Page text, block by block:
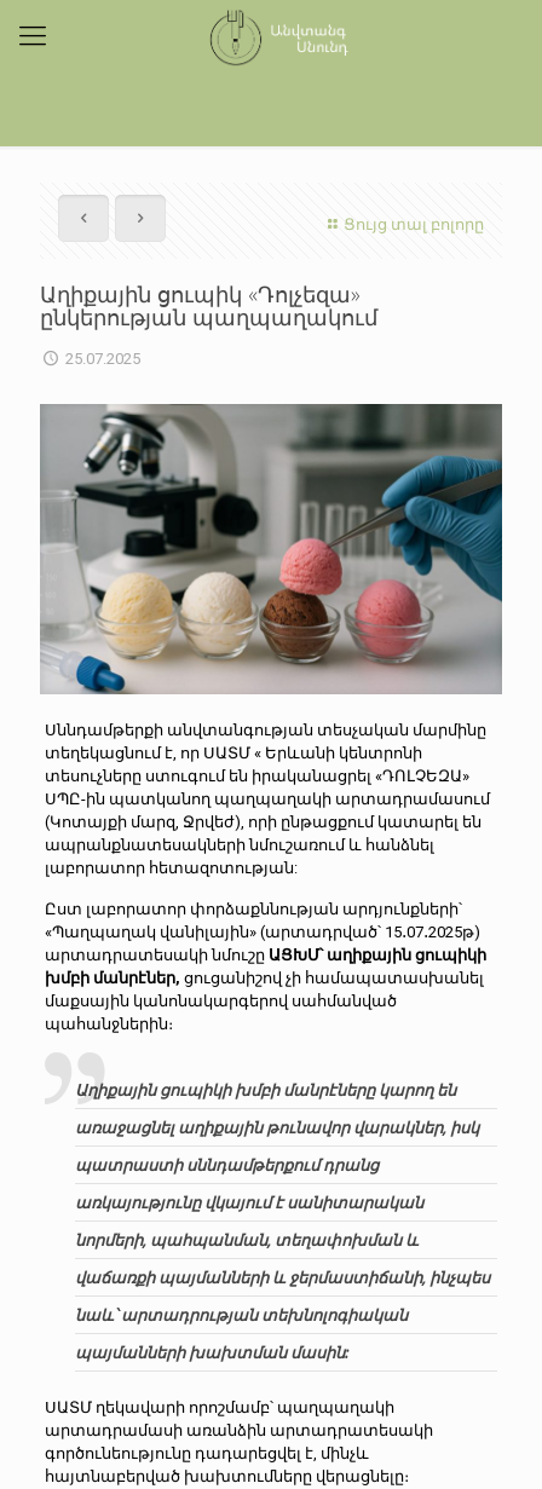
Ցույց տալ բոլորը
Աղիքային ցուպիկ «Դոլչեզա»
ընկերության պաղպաղակում
25.07.2025
Սննդամթերքի անվտանգության տեսչական մարմինը
տեղեկացնում է, որ ՍԱՏՄ « Երևանի կենտրոնի
տեսուչները ստուգում են իրականացրել «ԴՈԼՉԵԶԱ»
ՍՊԸ-ին պատկանող պաղպաղակի արտադրամասում
(Կոտայքի մարզ, Ջրվեժ), որի ընթացքում կատարել են
ապրանքնատեսակների նմուշառում և հանձնել
լաբորատոր հետազոտության:
Ըստ լաբորատոր փորձաքննության արդյունքների՝
«Պաղպաղակ վանիլային» (արտադրված՝ 15․07․2025թ)
արտադրատեսակի նմուշը ԱՑԽՄ՝ աղիքային ցուպիկի
խմբի մանրէներ, ցուցանիշով չի համապատասխանել
մաքսային կանոնակարգերով սահմանված
պահանջներին։
Աղիքային ցուպիկի խմբի մանրէները կարող են
առաջացնել աղիքային թունավոր վարակներ, իսկ
պատրաստի սննդամթերքում դրանց
առկայությունը վկայում է սանիտարական
նորմերի, պահպանման, տեղափոխման և
վաճառքի պայմանների և ջերմաստիճանի, ինչպես
նաև՝ արտադրության տեխնոլոգիական
պայմանների խախտման մասին:
ՍԱՏՄ ղեկավարի որոշմամբ՝ պաղպաղակի
արտադրամասի առանձին արտադրատեսակի
գործունեությունը դադարեցվել է, մինչև
հայտնաբերված խախտումները վերացնելը։